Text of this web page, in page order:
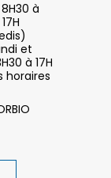
à
et
à 17H
horaires